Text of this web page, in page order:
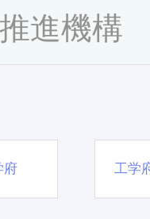
進機構
工学